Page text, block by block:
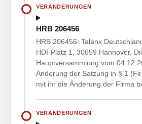
VERÄNDERUNGEN
HRB 206456
HRB 206456: Talanx
HDI-Platz 1, 30659 Hannover.
Hauptversammlung vom
Änderung der Satzung in § 1
mit ihr die Änderung der Firma
VERÄNDERUNGEN